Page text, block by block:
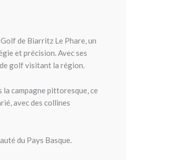
de Biarritz Le Phare, un
et précision. Avec ses
golf visitant la région.
campagne pittoresque, ce
avec des collines
du Pays Basque.